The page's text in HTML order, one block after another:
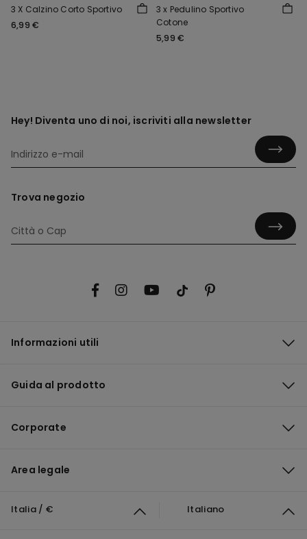
3 X Calzino Corto Sportivo
6,99 €
3 x Pedulino Sportivo
Cotone
5,99 €
Hey! Diventa uno di noi, iscriviti alla newsletter
Trova negozio
Informazioni utili
Guida al prodotto
Corporate
Area legale
Italia / € Italiano